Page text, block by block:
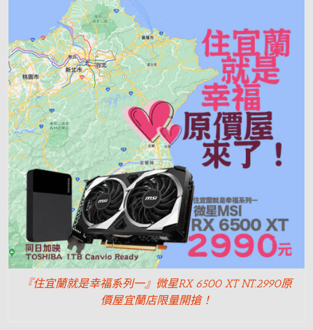
『住宜蘭就是幸福系列一』微星RX 6500 XT NT.2990原
價屋宜蘭店限量開搶！